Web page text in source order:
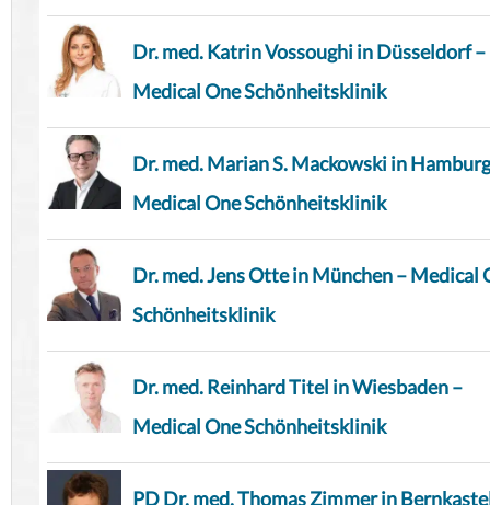
Dr. med. Katrin Vossoughi in Düsseldorf –
Medical One Schönheitsklinik
Dr. med. Marian S. Mackowski in
Medical One Schönheitsklinik
Dr. med. Jens Otte in München – Medical
Schönheitsklinik
Dr. med. Reinhard Titel in Wiesbaden –
Medical One Schönheitsklinik
PD Dr. med. Thomas Zimmer in